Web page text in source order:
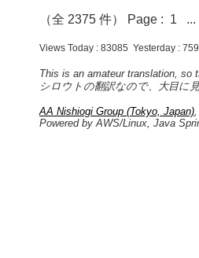
（全 2375 件） Page : 1 ...
Views Today : 83085 Yesterday :
This is an amateur translation, so
シロウトの翻訳なので、大目に
AA Nishiogi Group (Tokyo, Japan)
Powered by AWS/Linux, Java